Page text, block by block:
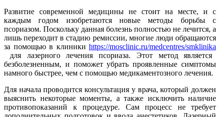
Развитие современной медицины не стоит на месте, и с
каждым годом изобретаются новые методы борьбы с
псориазом. Поскольку данная болезнь полностью не лечится, а
лишь переходит в стадию ремиссии, многие люди обращаются
за помощью в клиники https://mosclinic.ru/medcentres/smklinika
для лазерного лечения псориаза. Этот метод является
безболезненным, и поможет убрать проявленные симптомы
намного быстрее, чем с помощью медикаментозного лечения.
Для начала проводится консультация у врача, который должен
выяснить некоторые моменты, а также исключить наличие
противопоказаний к процедуре. Сам процесс не требует